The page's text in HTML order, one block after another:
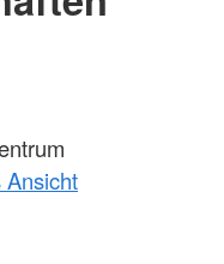
Ansicht